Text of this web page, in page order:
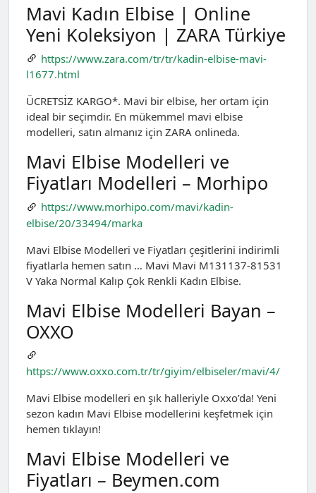
Mavi Kadın Elbise | Online
Yeni Koleksiyon | ZARA Türkiye
https://www.zara.com/tr/tr/kadin-elbise-mavi-
l1677.html
ÜCRETSİZ KARGO*. Mavi bir elbise, her ortam için
ideal bir seçimdir. En mükemmel mavi elbise
modelleri, satın almanız için ZARA onlineda.
Mavi Elbise Modelleri ve
Fiyatları Modelleri – Morhipo
https://www.morhipo.com/mavi/kadin-
elbise/20/33494/marka
Mavi Elbise Modelleri ve Fiyatları çeşitlerini indirimli
fiyatlarla hemen satın … Mavi Mavi M131137-81531
V Yaka Normal Kalıp Çok Renkli Kadın Elbise.
Mavi Elbise Modelleri Bayan –
OXXO
https://www.oxxo.com.tr/tr/giyim/elbiseler/mavi/4/
Mavi Elbise modelleri en şık halleriyle Oxxo’da! Yeni
sezon kadın Mavi Elbise modellerini keşfetmek için
hemen tıklayın!
Mavi Elbise Modelleri ve
Fiyatları – Beymen.com